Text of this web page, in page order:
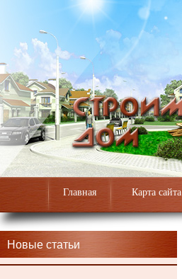
Главная Карта сайта
Новые статьи